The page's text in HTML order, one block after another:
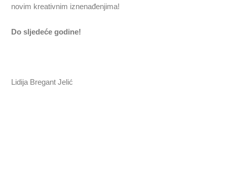
novim kreativnim iznenađenjima!
Do sljedeće godine!
Lidija Bregant Jelić